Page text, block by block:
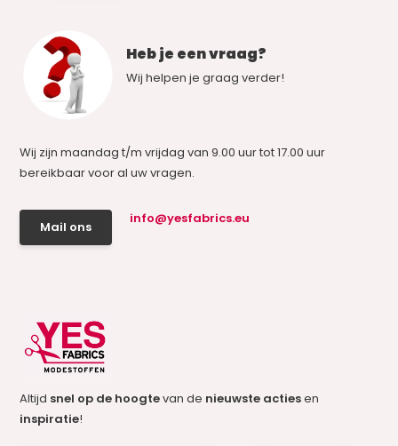
Heb je een vraag?
Wij helpen je graag verder!
Wij zijn maandag t/m vrijdag van 9.00 uur tot 17.00 uur
bereikbaar voor al uw vragen.
Mail ons
info@yesfabrics.eu
Altijd snel op de hoogtevan de nieuwste actiesen
inspiratie!